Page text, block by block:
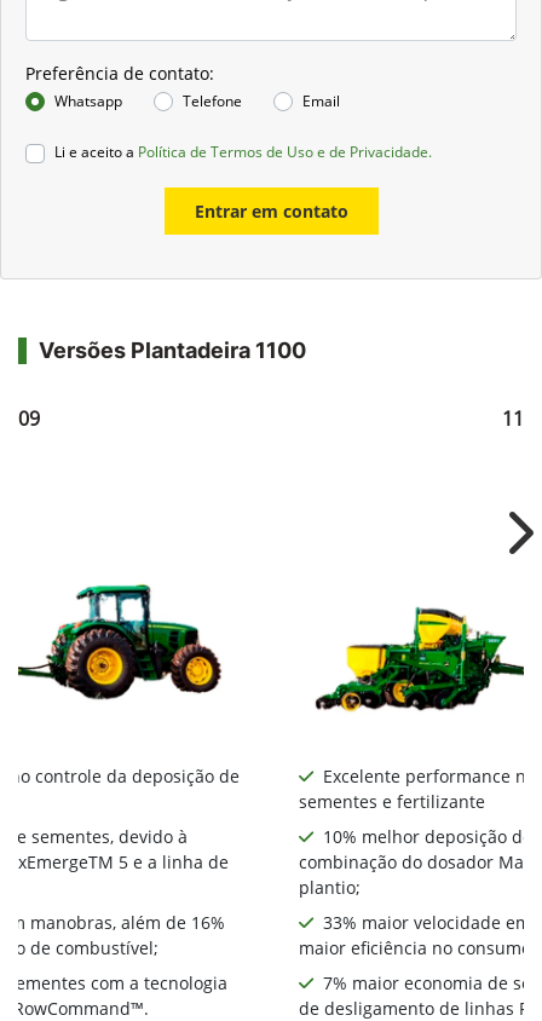
Preferência de contato:
Whatsapp Telefone Email
Li e aceito a Política de Termos de Uso e de Privacidade.
Entrar em contato
Versões Plantadeira 1100
no controle da deposição de
sementes, devido à
5 e a linha de
manobras, além de 16%
de combustível;
com a tecnologia
RowCommand™.
Excelente performance
sementes e fertilizante
10% melhor deposição de
combinação do dosador
plantio;
33% maior velocidade em
maior eficiência no consumo
7% maior economia de
de desligamento de linhas